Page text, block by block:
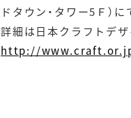
ドタウン・タワー5Ｆ）に
詳細は日本クラフトデ
http://